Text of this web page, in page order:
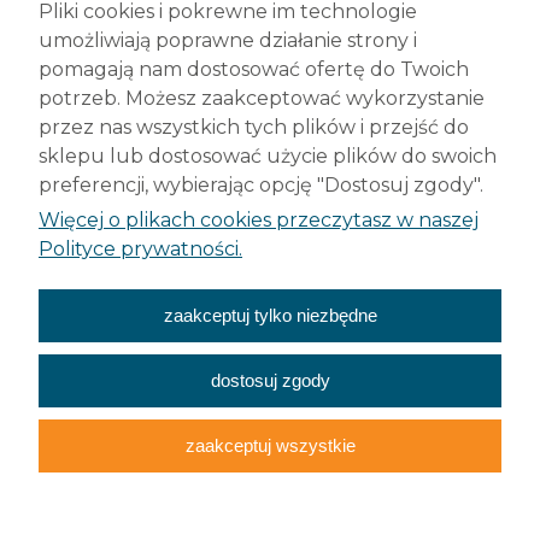
42-200 Częstochowa
tel. +48 (34) 377 42 98
info@robelit.pl
Pomoc
Płatności i dostawa
O nas
Pliki cookies i pokrewne im technologie
umożliwiają poprawne działanie strony i
pomagają nam dostosować ofertę do Twoich
potrzeb. Możesz zaakceptować wykorzystanie
przez nas wszystkich tych plików i przejść do
sklepu lub dostosować użycie plików do swoich
preferencji, wybierając opcję "Dostosuj zgody".
Więcej o plikach cookies przeczytasz w naszej
Polityce prywatności.
zaakceptuj tylko niezbędne
dostosuj zgody
zaakceptuj wszystkie